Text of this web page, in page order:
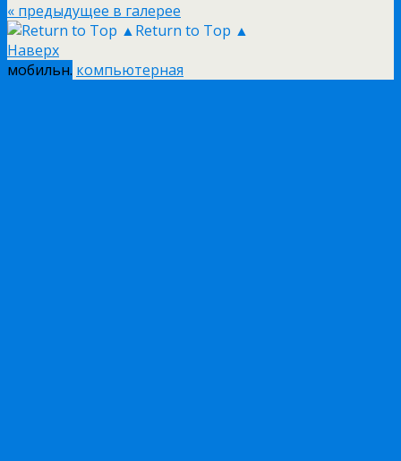
« предыдущее в галерее
Return to Top ▲
Наверх
мобильн. компьютерная